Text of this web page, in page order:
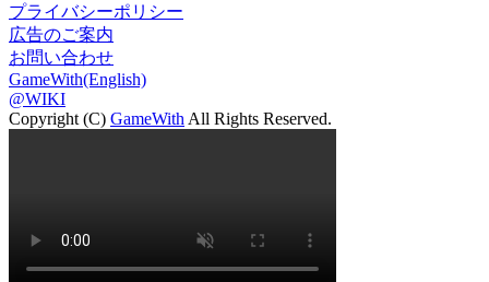
プライバシーポリシー
広告のご案内
お問い合わせ
GameWith(English)
@WIKI
Copyright (C) GameWith All Rights Reserved.